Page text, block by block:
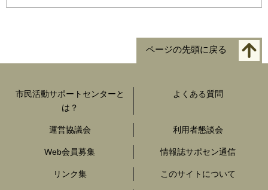
ページの先頭に戻る
市民活動サポートセンターと
は？
よくある質問
運営協議会 利用者懇談会
Web会員募集 情報誌サポセン通信
リンク集 このサイトについて